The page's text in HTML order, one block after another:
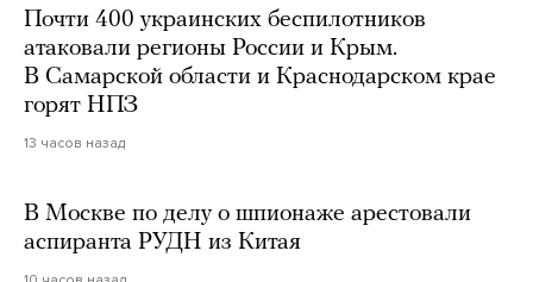
Почти 400 украинских беспилотников
атаковали регионы России и Крым.
В Самарской области и Краснодарском крае
горят НПЗ
13 часов назад
В Москве по делу о шпионаже арестовали
аспиранта РУДН из Китая